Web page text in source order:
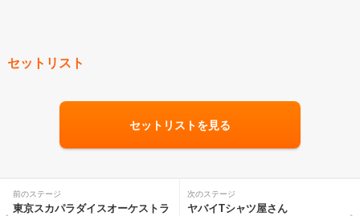
セットリスト
セットリストを見る
前のステージ
東京スカパラダイスオーケストラ
次のステージ
ヤバイTシャツ屋さん